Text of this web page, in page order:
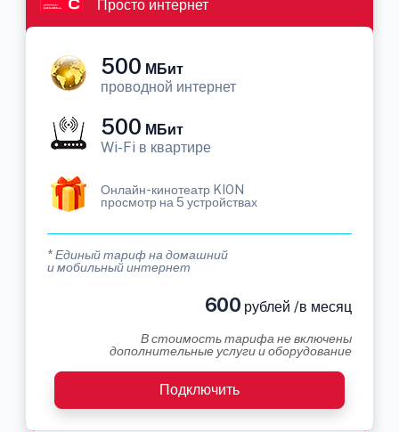
Просто интернет
500 МБит
проводной интернет
500 МБит
Wi-Fi в квартире
Онлайн-кинотеатр KION
просмотр на 5 устройствах
* Единый тариф на домашний
и мобильный интернет
600 рублей /в месяц
В стоимость тарифа не включены
дополнительные услуги и оборудование
Подключить